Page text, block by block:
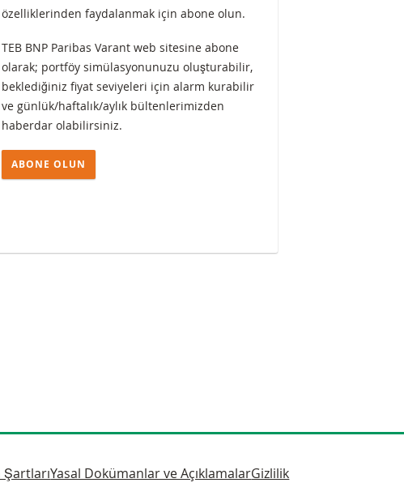
özelliklerinden faydalanmak için abone olun.
TEB BNP Paribas Varant web sitesine abone
olarak; portföy simülasyonunuzu oluşturabilir,
beklediğiniz fiyat seviyeleri için alarm kurabilir
ve günlük/haftalık/aylık bültenlerimizden
haberdar olabilirsiniz.
ABONE OLUN
ŞartlarıYasal Dokümanlar ve AçıklamalarGizlilik